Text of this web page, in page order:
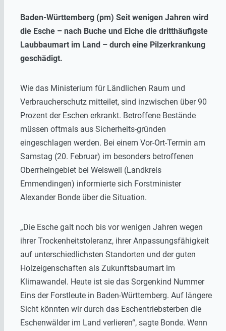
Baden-Württemberg (pm) Seit wenigen Jahren wird
die Esche – nach Buche und Eiche die dritthäufigste
Laubbaumart im Land – durch eine Pilzerkrankung
geschädigt.
Wie das Ministerium für Ländlichen Raum und
Verbraucherschutz mitteilet, sind inzwischen über 90
Prozent der Eschen erkrankt. Betroffene Bestände
müssen oftmals aus Sicherheits-gründen
eingeschlagen werden. Bei einem Vor-Ort-Termin am
Samstag (20. Februar) im besonders betroffenen
Oberrheingebiet bei Weisweil (Landkreis
Emmendingen) informierte sich Forstminister
Alexander Bonde über die Situation.
„Die Esche galt noch bis vor wenigen Jahren wegen
ihrer Trockenheitstoleranz, ihrer Anpassungsfähigkeit
auf unterschiedlichsten Standorten und der guten
Holzeigenschaften als Zukunftsbaumart im
Klimawandel. Heute ist sie das Sorgenkind Nummer
Eins der Forstleute in Baden-Württemberg. Auf längere
Sicht könnten wir durch das Eschentriebsterben die
Eschenwälder im Land verlieren“, sagte Bonde. Wenn